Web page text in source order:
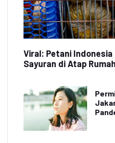
Viral: Petani
Sayuran di Atap Rumah